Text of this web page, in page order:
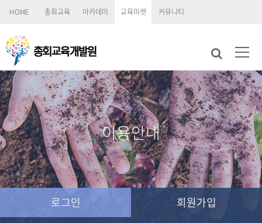
HOME 총회교육 아카데미 교육마켓 커뮤니티
이용안내
로그인
회원가입